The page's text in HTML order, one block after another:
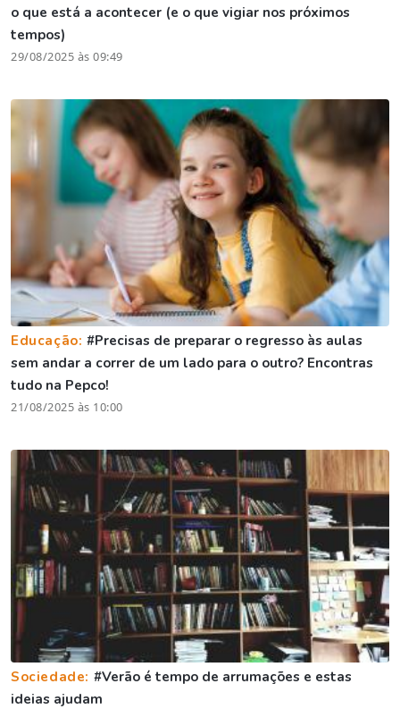
o que está a acontecer (e o que vigiar nos próximos
tempos)
29/08/2025 às 09:49
Educação:#Precisas de preparar o regresso às aulas
sem andar a correr de um lado para o outro? Encontras
tudo na Pepco!
21/08/2025 às 10:00
Sociedade: #Verão é tempo de arrumações e estas
ideias ajudam